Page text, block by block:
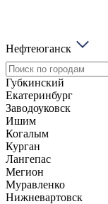
Нефтеюганск
Губкинский
Екатеринбург
Заводоуковск
Ишим
Когалым
Курган
Лангепас
Мегион
Муравленко
Нижневартовск